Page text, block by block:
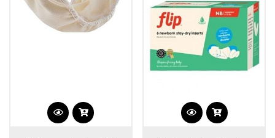
Dit
Dit